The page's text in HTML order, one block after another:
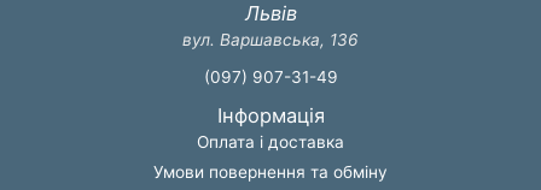
Львів
вул. Варшавська, 136
(097) 907-31-49
Інформація
Оплата і доставка
Умови повернення та обміну